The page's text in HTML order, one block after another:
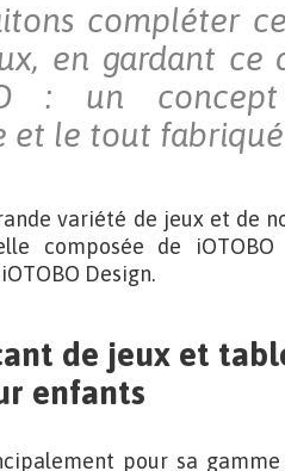
compléter
en gardant
: un
et le tout fabriqué
variété de jeux et de
composée de iOTOBO
Design.
de jeux et
enfants
pour sa